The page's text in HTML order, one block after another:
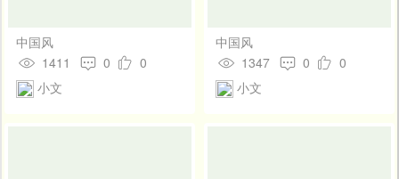
中国风
1411
0
0
小文
中国风
1347
0
0
小文